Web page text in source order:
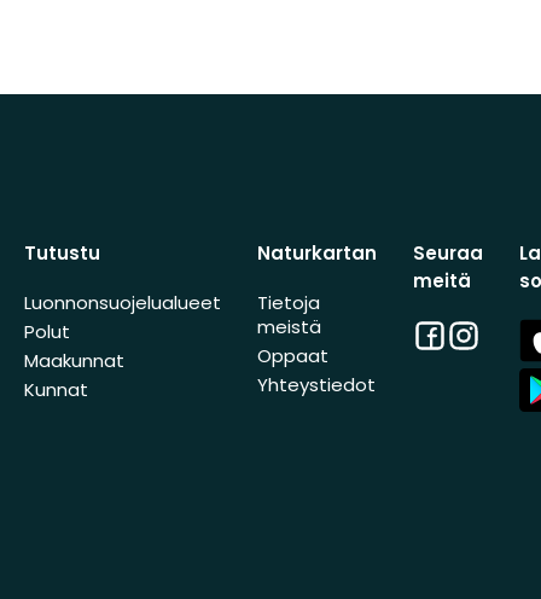
Tutustu
Luonnonsuojelualueet
Polut
Maakunnat
Kunnat
Naturkartan
Tietoja
meistä
Oppaat
Yhteystiedot
Seuraa
meitä
Facebook